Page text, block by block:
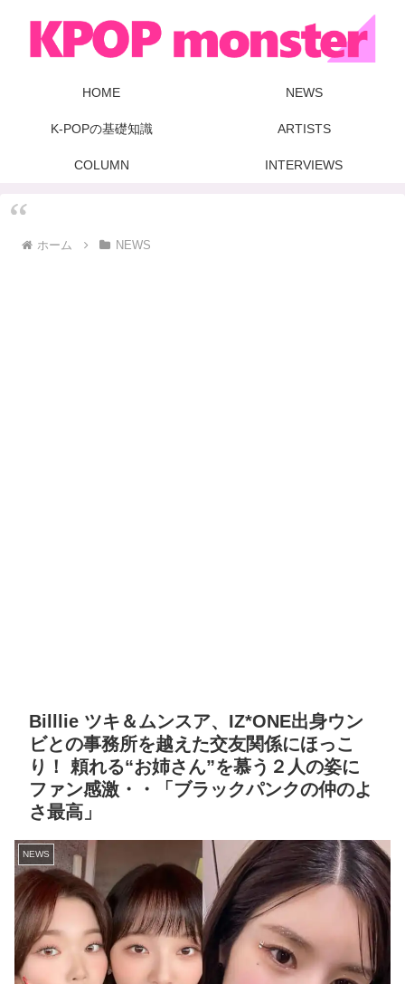
HOME NEWS
K-POPの基礎知識 ARTISTS
COLUMN INTERVIEWS
ホーム NEWS
Billlie ツキ＆ムンスア、IZ*ONE出身ウン
ビとの事務所を越えた交友関係にほっこ
り！ 頼れる“お姉さん”を慕う２人の姿に
ファン感激・・「ブラックパンクの仲のよ
さ最高」
NEWS